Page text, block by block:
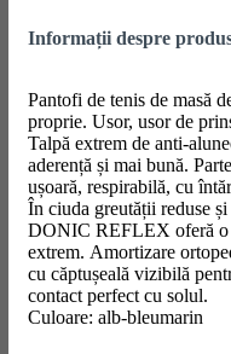
Informații despre
Pantofi de tenis de masă
proprie. Usor, usor de
Talpă extrem de anti-
aderență și mai bună.
ușoară, respirabilă, cu
În ciuda greutății reduse
DONIC REFLEX oferă o
extrem. Amortizare
cu căptușeală vizibilă
contact perfect cu solul.
Culoare: alb-bleumarin